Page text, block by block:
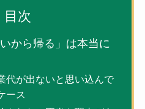
目次
から帰る」は本当に
代が出ないと思い込んで
ース